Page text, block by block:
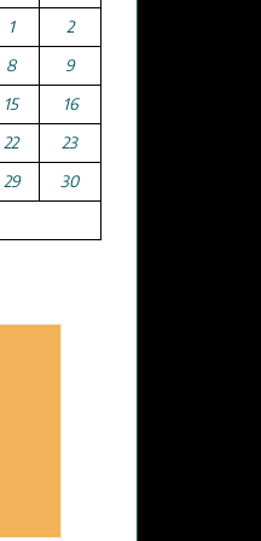
1
2
8
9
15
16
22
23
29
30